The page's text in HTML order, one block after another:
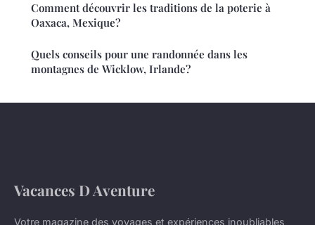
Comment découvrir les traditions de la poterie à
Oaxaca, Mexique?
Quels conseils pour une randonnée dans les
montagnes de Wicklow, Irlande?
Vacances D Aventure
Votre magazine des voyages et expériences inoubliables